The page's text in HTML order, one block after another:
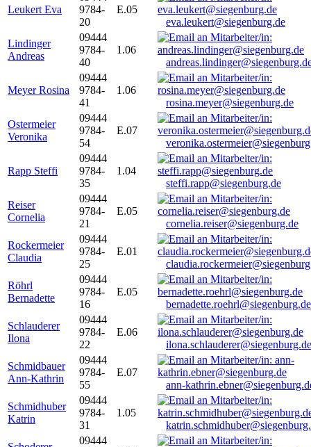
Leukert Eva
9784-
20
E.05
eva.leukert@siegenburg.de
Lindinger
Andreas
09444
9784-
40
1.06
Meyer Rosina
09444
9784-
41
1.06
rosina.meyer@siegenburg.de
Ostermeier
Veronika
09444
9784-
54
E.07
Rapp Steffi
09444
9784-
35
1.04
steffi.rapp@siegenburg.de
Reiser
Cornelia
09444
9784-
21
E.05
cornelia.reiser@siegenburg.de
Rockermeier
Claudia
09444
9784-
25
E.01
Röhrl
Bernadette
09444
9784-
16
E.05
bernadette.roehrl@siegenburg.de
Schlauderer
Ilona
09444
9784-
22
E.06
ilona.schlauderer@siegenburg.de
Schmidbauer
Ann-Kathrin
09444
9784-
55
E.07
ann-
Schmidhuber
Katrin
09444
9784-
31
1.05
09444